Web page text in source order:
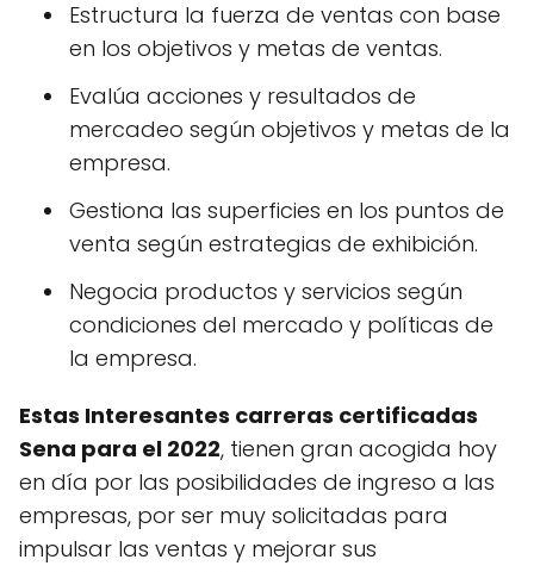
Estructura la fuerza de ventas con base
en los objetivos y metas de ventas.
Evalúa acciones y resultados de
mercadeo según objetivos y metas de la
empresa.
Gestiona las superficies en los puntos de
venta según estrategias de exhibición.
Negocia productos y servicios según
condiciones del mercado y políticas de
la empresa.
Estas Interesantes carreras certificadas
Sena para el 2022, tienen gran acogida hoy
en día por las posibilidades de ingreso a las
empresas, por ser muy solicitadas para
impulsar las ventas y mejorar sus